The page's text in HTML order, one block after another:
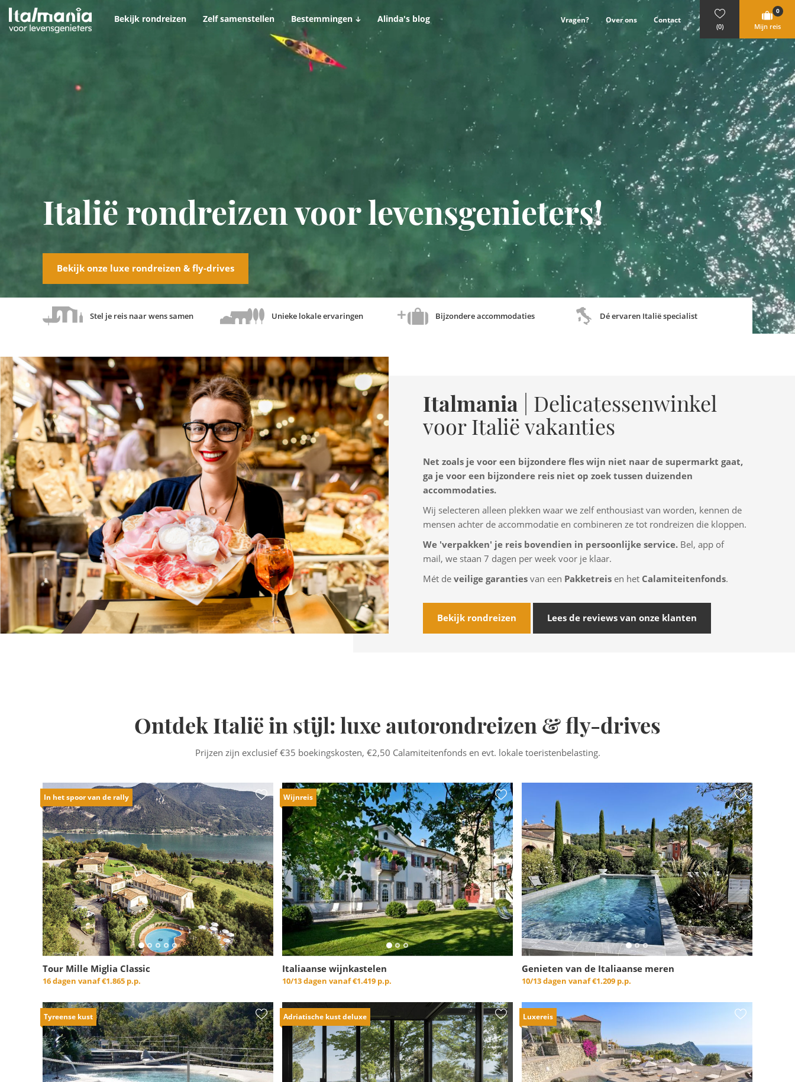
Ga naar content
Bekijk rondreizen Zelf samenstellen Bestemmingen Alinda's blog Vragen? Over ons Contact
(0)
0
Mijn reis
Italië rondreizen voor levensgenieters!
Bekijk onze luxe rondreizen & fly-drives
Stel je reis naar wens samen Unieke lokale ervaringen Bijzondere accommodaties Dé ervaren Italië specialist
Italmania | Delicatessenwinkel
voor Italië vakanties
Net zoals je voor een bijzondere fles wijn niet naar de supermarkt gaat,
ga je voor een bijzondere reis niet op zoek tussen duizenden
accommodaties.
Wij selecteren alleen plekken waar we zelf enthousiast van worden, kennen de
mensen achter de accommodatie en combineren ze tot rondreizen die kloppen.
We 'verpakken' je reis bovendien in persoonlijke service. Bel, app of
mail, we staan 7 dagen per week voor je klaar.
Mét de veilige garanties van een Pakketreis en het Calamiteitenfonds.
Bekijk rondreizen Lees de reviews van onze klanten
Ontdek Italië in stijl: luxe autorondreizen & fly-drives
Prijzen zijn exclusief €35 boekingskosten, €2,50 Calamiteitenfonds en evt. lokale toeristenbelasting.
In het spoor van de rally
Tour Mille Miglia Classic
16 dagen vanaf€1.865 p.p.
Wijnreis
Italiaanse wijnkastelen
10/13 dagen vanaf€1.419 p.p.
Genieten van de Italiaanse meren
10/13 dagen vanaf€1.209 p.p.
Tyreense kust Adriatische kust deluxe Luxereis